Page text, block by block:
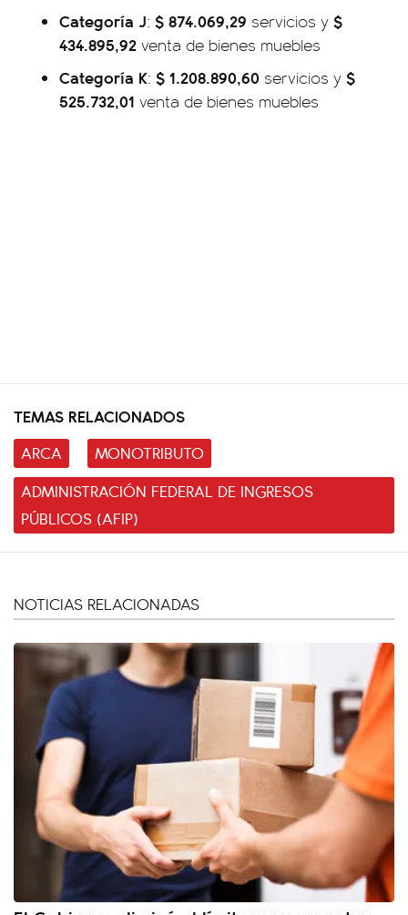
Categoría J: $ 874.069,29 servicios y $
434.895,92 venta de bienes muebles
Categoría K: $ 1.208.890,60 servicios y $
525.732,01 venta de bienes muebles
TEMAS RELACIONADOS
ARCA
MONOTRIBUTO
ADMINISTRACIÓN FEDERAL DE INGRESOS
PÚBLICOS (AFIP)
NOTICIAS RELACIONADAS